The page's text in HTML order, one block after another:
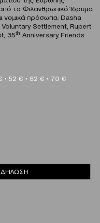
το Φιλανθρωπικό Ίδρυμα
νομικά πρόσωπα: Dasha
Voluntary Settlement, Rupert
35th Anniversary Friends
• 52 € • 62 € • 70 €